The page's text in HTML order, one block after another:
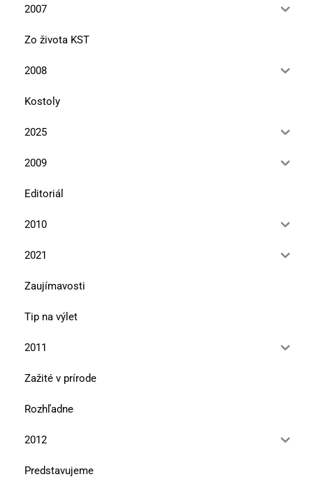
2007
Zo života KST
2008
Kostoly
2025
2009
Editoriál
2010
2021
Zaujímavosti
Tip na výlet
2011
Zažité v prírode
Rozhľadne
2012
Predstavujeme